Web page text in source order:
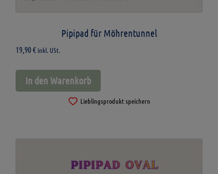
Pipipad für Möhrentunnel
19,90€ inkl. USt.
In den Warenkorb
Lieblingsprodukt speichern